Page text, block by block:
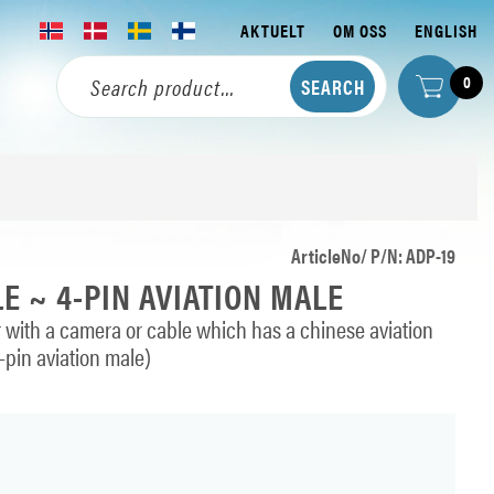
AKTUELT OM OSS ENGLISH
0
ArticleNo/ P/N: ADP-19
~ 4-PIN AVIATION MALE
a camera or cable which has a chinese aviation
aviation male)